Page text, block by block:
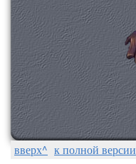
вверх^ к полной версии